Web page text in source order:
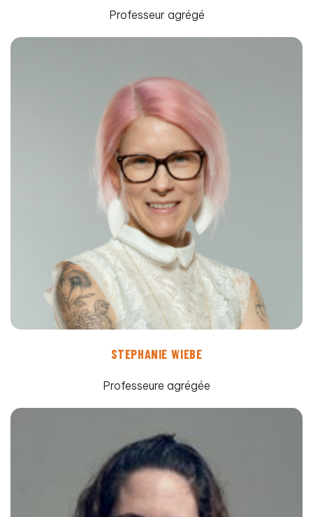
Professeur agrégé
STEPHANIE WIEBE
Professeure agrégée